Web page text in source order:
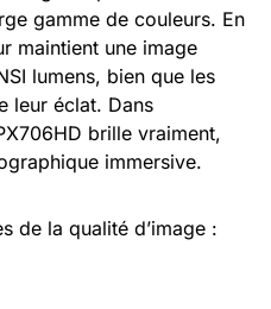
gamme de couleurs. En
maintient une image
lumens, bien que les
leur éclat. Dans
brille vraiment,
immersive.
de la qualité d’image :